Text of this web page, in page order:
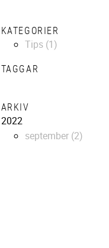
KATEGORIER
Tips (1)
TAGGAR
ARKIV
2022
september (2)